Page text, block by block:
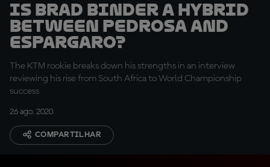
Is Brad Binder a hybrid
between Pedrosa and
Espargaro?
The KTM rookie breaks down his strengths in an interview
reviewing his rise from South Africa to World Championship
success
26 ago. 2020
COMPARTILHAR